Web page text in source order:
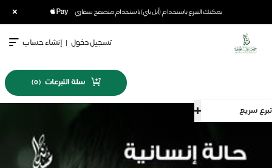
يمكنك التبرع باستخدام (أبل باي) باستخدام متصفح سفاري ×
تبرع سريع
تسجيل دخول | إنشاء حساب
سلة التبرعات (
0
)